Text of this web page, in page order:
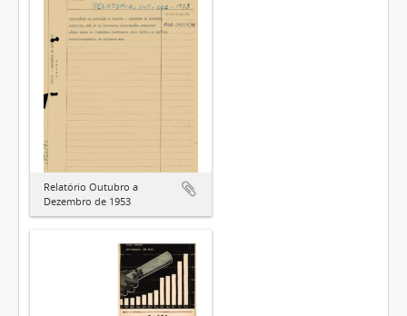
Relatório Outubro a
Dezembro de 1953